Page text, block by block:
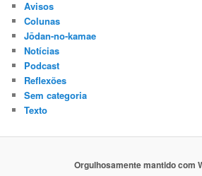
Avisos
Colunas
Jōdan-no-kamae
Notícias
Podcast
Reflexões
Sem categoria
Texto
Orgulhosamente mantido com